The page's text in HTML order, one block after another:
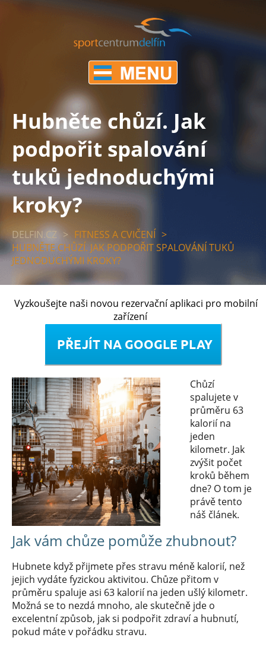
Hubněte chůzí. Jak
podpořit spalování
tuků jednoduchými
kroky?
DELFIN.CZ > FITNESS A CVIČENÍ >
HUBNĚTE CHŮZÍ. JAK PODPOŘIT SPALOVÁNÍ TUKŮ
JEDNODUCHÝMI KROKY?
Vyzkoušejte naši novou rezervační aplikaci pro mobilní
zařízení
Chůzí
spalujete v
průměru 63
kalorií na
jeden
kilometr. Jak
zvýšit počet
kroků během
dne? O tom je
právě tento
náš článek.
Jak vám chůze pomůže zhubnout?
Hubnete když přijmete přes stravu méně kalorií, než
jejich vydáte fyzickou aktivitou. Chůze přitom v
průměru spaluje asi 63 kalorií na jeden ušlý kilometr.
Možná se to nezdá mnoho, ale skutečně jde o
excelentní způsob, jak si podpořit zdraví a hubnutí,
pokud máte v pořádku stravu.